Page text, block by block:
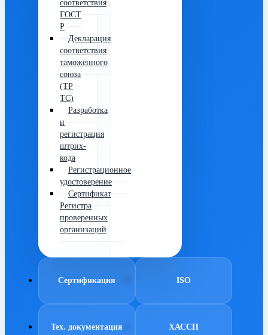
соответствия
ГОСТ
Р
Декларация
соответствия
таможенного
союза
(ТР
ТС)
Разработка
и
регистрация
штрих-
кода
Регистрационное
удостоверение
Сертификат
Регистра
проверенных
организаций
Сертификация ISO
Тех. документация ХАССП